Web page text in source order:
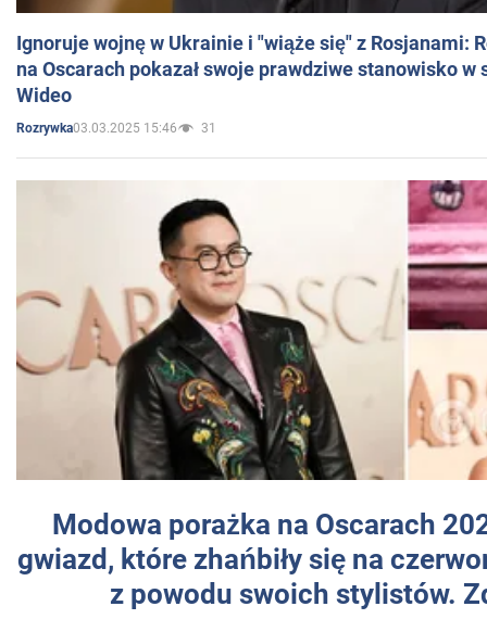
Ignoruje wojnę w Ukrainie i "wiąże się" z Rosjanami:
na Oscarach pokazał swoje prawdziwe stanowisko w
Wideo
Rozrywka03.03.2025 15:46 31
Modowa porażka na Oscarach
gwiazd, które zhańbiły się na
z powodu swoich stylistów.